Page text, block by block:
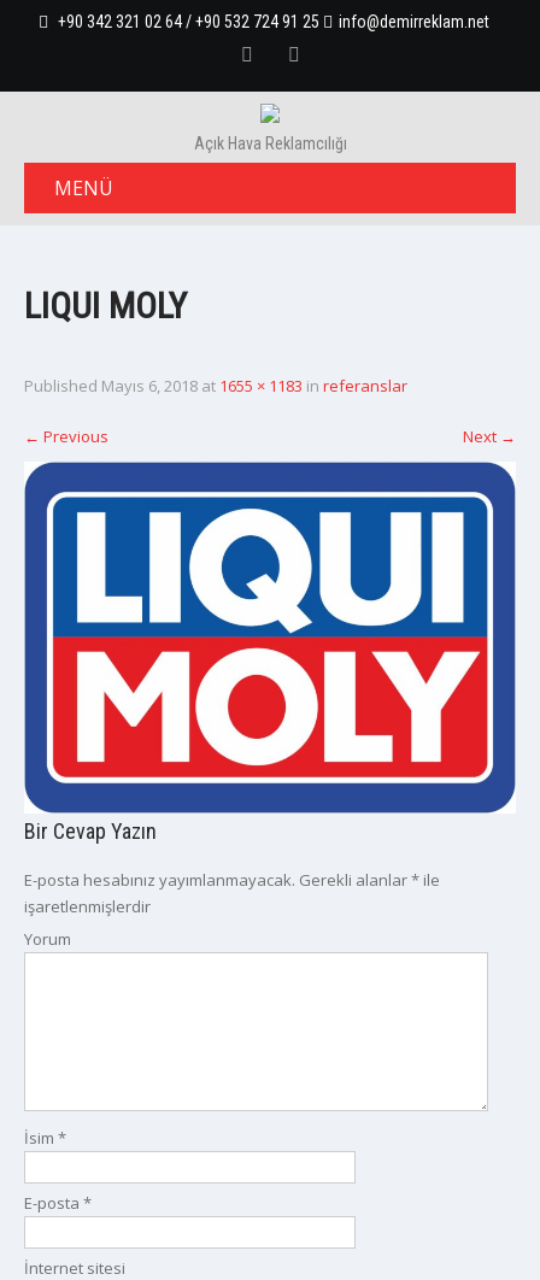
+90 342 321 02 64 / +90 532 724 91 25 info@demirreklam.net
Açık Hava Reklamcılığı
MENÜ
LIQUI MOLY
Published Mayıs 6, 2018 at 1655 × 1183 in referanslar
← Previous Next →
Bir Cevap Yazın
E-posta hesabınız yayımlanmayacak. Gerekli alanlar* ile
işaretlenmişlerdir
Yorum
İsim *
E-posta *
İnternet sitesi